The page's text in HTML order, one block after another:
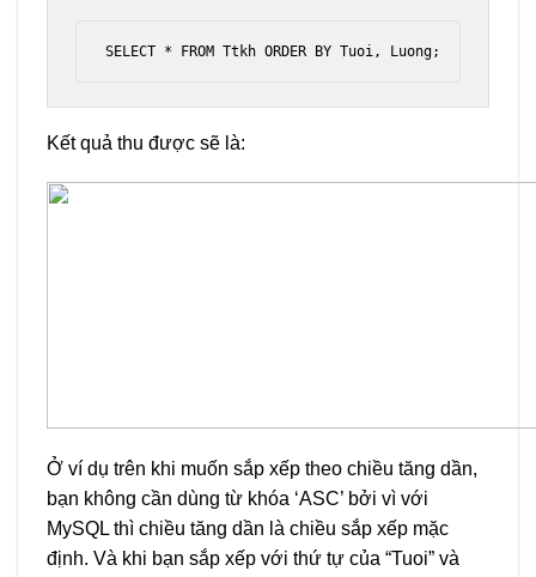
SELECT * FROM Ttkh ORDER BY Tuoi, Luong;
Kết quả thu được sẽ là:
Ở ví dụ trên khi muốn sắp xếp theo chiều tăng dần,
bạn không cần dùng từ khóa ‘ASC’ bởi vì với
MySQL thì chiều tăng dần là chiều sắp xếp mặc
định. Và khi bạn sắp xếp với thứ tự của “Tuoi” và